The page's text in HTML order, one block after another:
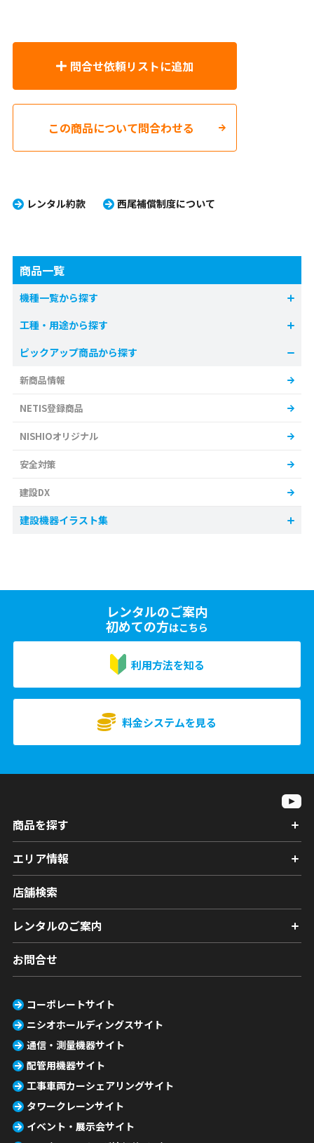
問合せ依頼リストに追加
この商品について問合わせる
レンタル約款 西尾補償制度について
商品一覧
機種一覧から探す
工種・用途から探す
ピックアップ商品から探す
新商品情報
NETIS登録商品
NISHIOオリジナル
安全対策
建設DX
建設機器イラスト集
レンタルのご案内
初めての方はこちら
利用方法を知る
料金システムを見る
商品を探す
エリア情報
店舗検索
レンタルのご案内
お問合せ
コーポレートサイト
ニシオホールディングスサイト
通信・測量機器サイト
配管用機器サイト
工事車両カーシェアリングサイト
タワークレーンサイト
イベント・展示会サイト